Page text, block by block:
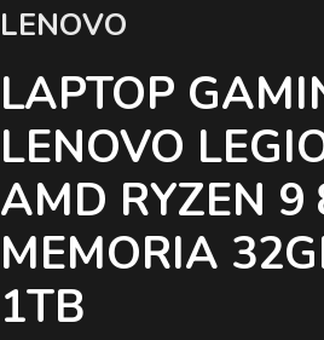
LENOVO
LAPTOP
LENOVO
AMD RYZEN
MEMORIA
1TB